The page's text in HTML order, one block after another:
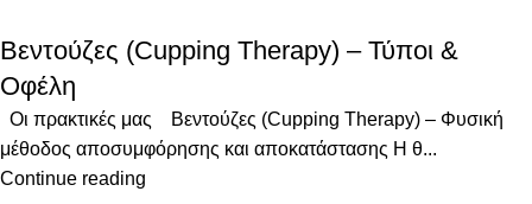
Βεντούζες (Cupping Therapy) – Τύποι &
Οφέλη
Οι πρακτικές μας Βεντούζες (Cupping Therapy) – Φυσική
μέθοδος αποσυμφόρησης και αποκατάστασης Η θ...
Continue reading